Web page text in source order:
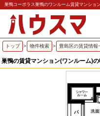
巣鴨コーポラス巣鴨のワンルーム賃貸マンショ
トップ > 物件検索 > 豊島区の賃貸情報
巣鴨の賃貸マンション(ワンルーム)